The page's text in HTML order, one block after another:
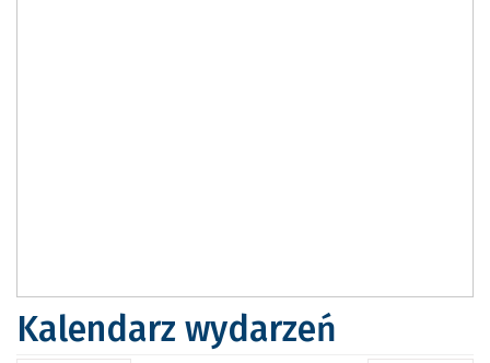
Kalendarz wydarzeń